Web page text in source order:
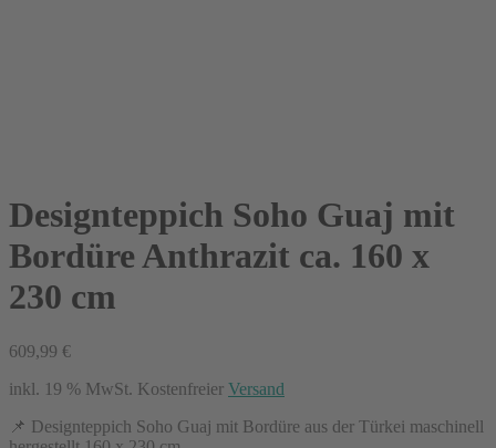
Designteppich Soho Guaj mit
Bordüre Anthrazit ca. 160 x
230 cm
609,99 €
inkl. 19 % MwSt. Kostenfreier Versand
📌 Designteppich Soho Guaj mit Bordüre aus der Türkei maschinell